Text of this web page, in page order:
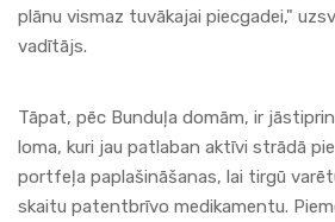
plānu vismaz tuvākajai piecgadei,"
vadītājs.
Tāpat, pēc Bunduļa domām, ir
loma, kuri jau patlaban aktīvi strādā
portfeļa paplašināšanas, lai tirgū
skaitu patentbrīvo medikamentu.